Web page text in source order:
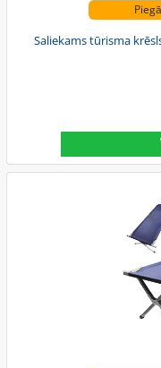
Saliekams tūrisma